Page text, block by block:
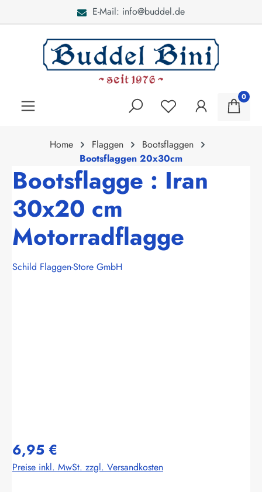
E-Mail: info@buddel.de
0
Home Flaggen
Bootsflaggen
Bootsflaggen 20x30cm
Bootsflagge : Iran
30x20 cm
Motorradflagge
Schild Flaggen-Store GmbH
6,95 €
Preise inkl. MwSt. zzgl. Versandkosten